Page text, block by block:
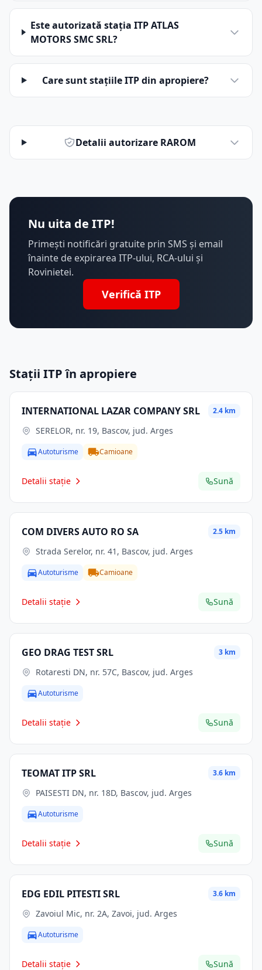
Este autorizată stația ITP ATLAS
MOTORS SMC SRL?
Care sunt stațiile ITP din apropiere?
Detalii autorizare RAROM
Nu uita de ITP!
Primești notificări gratuite prin SMS și email
înainte de expirarea ITP-ului, RCA-ului și
Rovinietei.
Verifică ITP
Stații ITP în apropiere
INTERNATIONAL LAZAR COMPANY SRL 2.4 km
SERELOR, nr. 19, Bascov, jud. Arges
Autoturisme Camioane
Detalii stație Sună
COM DIVERS AUTO RO SA 2.5 km
Strada Serelor, nr. 41, Bascov, jud. Arges
Autoturisme Camioane
Detalii stație Sună
GEO DRAG TEST SRL 3 km
Rotaresti DN, nr. 57C, Bascov, jud. Arges
Autoturisme
Detalii stație Sună
TEOMAT ITP SRL 3.6 km
PAISESTI DN, nr. 18D, Bascov, jud. Arges
Autoturisme
Detalii stație Sună
EDG EDIL PITESTI SRL 3.6 km
Zavoiul Mic, nr. 2A, Zavoi, jud. Arges
Autoturisme
Detalii stație Sună